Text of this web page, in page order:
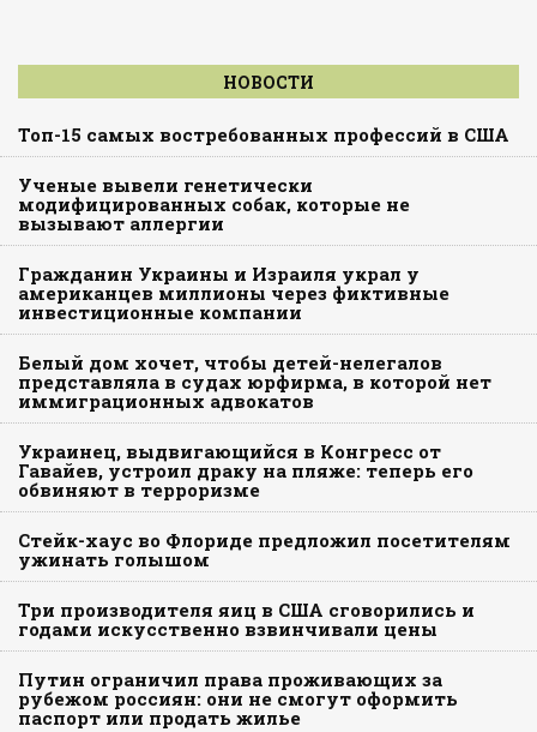
НОВОСТИ
Топ-15 самых востребованных профессий в США
Ученые вывели генетически
модифицированных собак, которые не
вызывают аллергии
Гражданин Украины и Израиля украл у
американцев миллионы через фиктивные
инвестиционные компании
Белый дом хочет, чтобы детей-нелегалов
представляла в судах юрфирма, в которой нет
иммиграционных адвокатов
Украинец, выдвигающийся в Конгресс от
Гавайев, устроил драку на пляже: теперь его
обвиняют в терроризме
Стейк-хаус во Флориде предложил посетителям
ужинать голышом
Три производителя яиц в США сговорились и
годами искусственно взвинчивали цены
Путин ограничил права проживающих за
рубежом россиян: они не смогут оформить
паспорт или продать жилье